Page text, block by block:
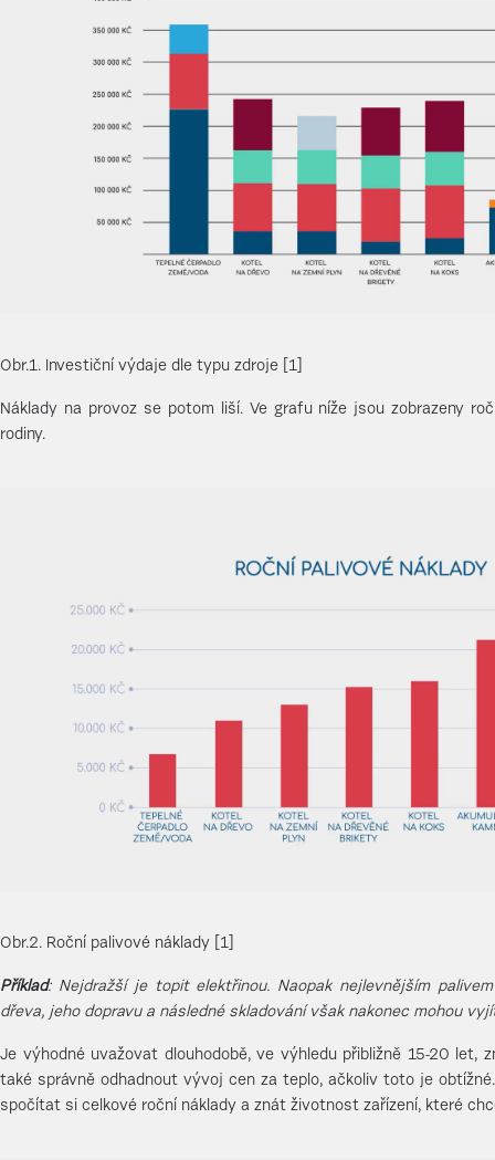
Obr.1. Investiční výdaje dle typu zdroje [1]
Náklady na provoz se potom liší. Ve grafu níže jsou zobrazeny
rodiny.
Obr.2. Roční palivové náklady [1]
Příklad: Nejdražší je topit elektřinou. Naopak nejlevnějším
dřeva, jeho dopravu a následné skladování však nakonec mohou
Je výhodné uvažovat dlouhodobě, ve výhledu přibližně 15-20 let,
také správně odhadnout vývoj cen za teplo, ačkoliv toto je
spočítat si celkové roční náklady a znát životnost zařízení, které